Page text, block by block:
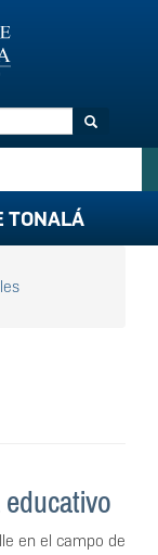
Buscar
TONALÁ
en el campo de